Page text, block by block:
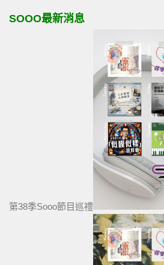
SOOO最新消息
第38季Sooo節目巡禮